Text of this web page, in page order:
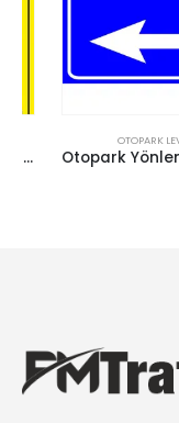
OTOPARK LEVHALARI